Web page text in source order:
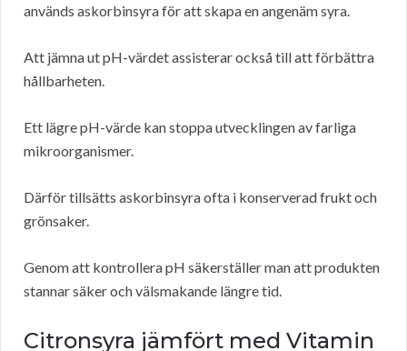
används askorbinsyra för att skapa en angenäm syra.
Att jämna ut pH-värdet assisterar också till att förbättra
hållbarheten.
Ett lägre pH-värde kan stoppa utvecklingen av farliga
mikroorganismer.
Därför tillsätts askorbinsyra ofta i konserverad frukt och
grönsaker.
Genom att kontrollera pH säkerställer man att produkten
stannar säker och välsmakande längre tid.
Citronsyra jämfört med Vitamin